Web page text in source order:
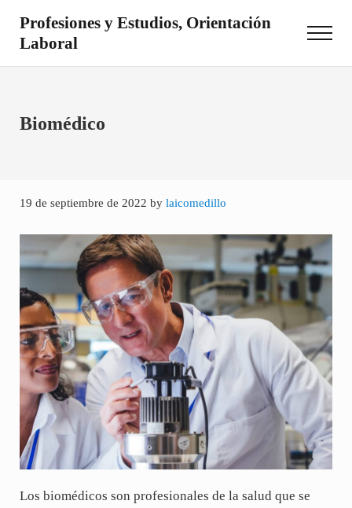
Profesiones y Estudios, Orientación
Laboral
Menu
Biomédico
19 de septiembre de 2022 by laicomedillo
Los biomédicos son profesionales de la salud que se